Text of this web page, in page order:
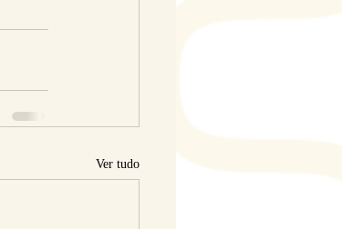
Ver tudo